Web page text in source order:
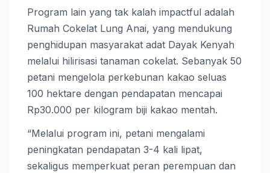
Program lain yang tak kalah impactful adalah
Rumah Cokelat Lung Anai, yang mendukung
penghidupan masyarakat adat Dayak Kenyah
melalui hilirisasi tanaman cokelat. Sebanyak 50
petani mengelola perkebunan kakao seluas
100 hektare dengan pendapatan mencapai
Rp30.000 per kilogram biji kakao mentah.
“Melalui program ini, petani mengalami
peningkatan pendapatan 3-4 kali lipat,
sekaligus memperkuat peran perempuan dan